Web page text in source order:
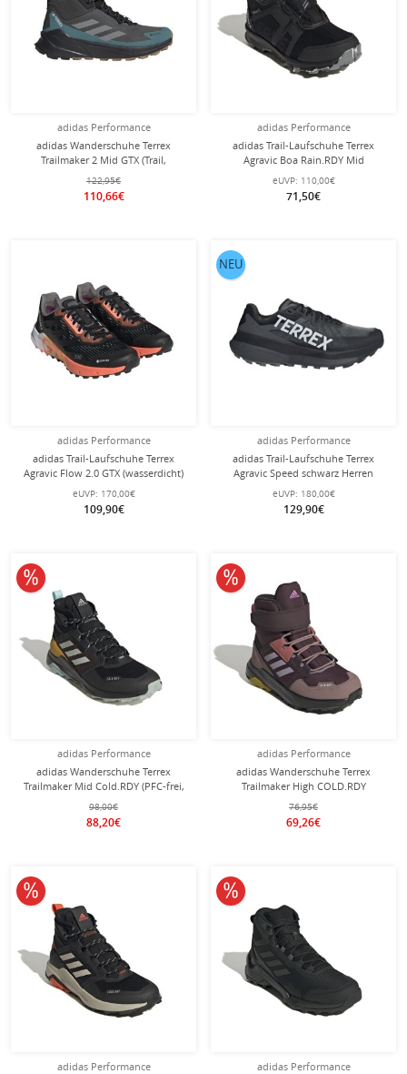
adidas Performance
adidas Wanderschuhe Terrex
Trailmaker 2 Mid GTX (Trail,
wasserdicht) grau/tealgrün/schwarz
Herren
122,95€
110,66€
adidas Performance
adidas Trail-Laufschuhe Terrex
Agravic Boa Rain.RDY Mid
(wasserdicht) schwarz Kinder
eUVP: 110,00€
71,50€
adidas Performance
adidas Trail-Laufschuhe Terrex
Agravic Flow 2.0 GTX (wasserdicht)
schwarz/orange Damen
eUVP: 170,00€
109,90€
adidas Performance
adidas Trail-Laufschuhe Terrex
Agravic Speed schwarz Herren
eUVP: 180,00€
129,90€
NEU
adidas Performance
adidas Wanderschuhe Terrex
Trailmaker Mid Cold.RDY (PFC-frei,
wasserabweisend) schwarz/grau
Herren
98,00€
88,20€
10% reduziert
adidas Performance
adidas Wanderschuhe Terrex
Trailmaker High COLD.RDY
violett/dunkelrot Kinder
76,95€
69,26€
10% reduziert
adidas Performance
10% reduziert
adidas Performance
10% reduziert